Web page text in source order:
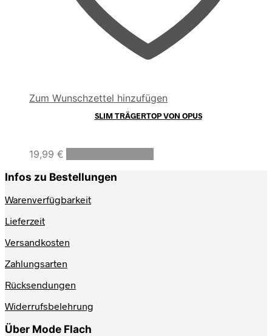
Zum Wunschzettel hinzufügen
SLIM TRÄGERTOP VON OPUS
19,99 €
Infos zu Bestellungen
Warenverfügbarkeit
Lieferzeit
Versandkosten
Zahlungsarten
Rücksendungen
Widerrufsbelehrung
Über Mode Flach